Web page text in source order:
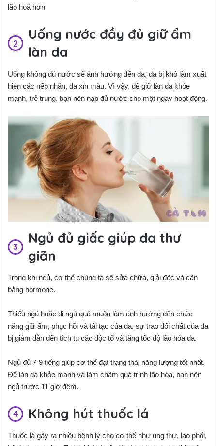
lão hoá hơn.
Uống nước đầy đủ giữ ẩm
làn da
Uống không đủ nước sẽ ảnh hưởng đến da, da bị khô làm xuất
hiện các nếp nhăn, da xỉn màu. Vì vậy, để giữ làn da khỏe
mạnh, trẻ trung, bạn nên nạp đủ nước cho một ngày hoạt động.
Ngủ đủ giấc giúp da thư
giãn
Trong khi ngủ, cơ thể chúng ta sẽ sửa chữa, giải độc và cân
bằng hormone.
Thiếu ngủ hoặc đi ngủ quá muộn làm ảnh hưởng đến chức
năng giữ ẩm, phục hồi và tái tạo của da, sự trao đổi chất của da
bị giảm dẫn đến tích tụ các độc tố và tăng tốc độ lão hóa da.
Ngủ đủ 7-9 tiếng giúp cơ thể đạt trạng thái năng lượng tốt nhất.
Để làn da khỏe mạnh và làm chậm quá trình lão hóa, bạn nên
ngủ trước 11 giờ đêm.
Không hút thuốc lá
Thuốc lá gây ra nhiều bệnh lý cho cơ thể như ung thư, lao phổi,